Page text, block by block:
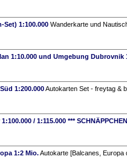
Set) 1:100.000Wanderkarte und
1:10.000 und Umgebung Dubrovnik
1:200.000Autokarten Set - freytag &
/ 1:115.000 ***
1:2 Mio.Autokarte [Balcanes, Europa